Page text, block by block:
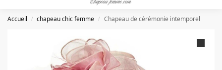
Accueil / chapeau chic femme / Chapeau de cérémonie intemporel